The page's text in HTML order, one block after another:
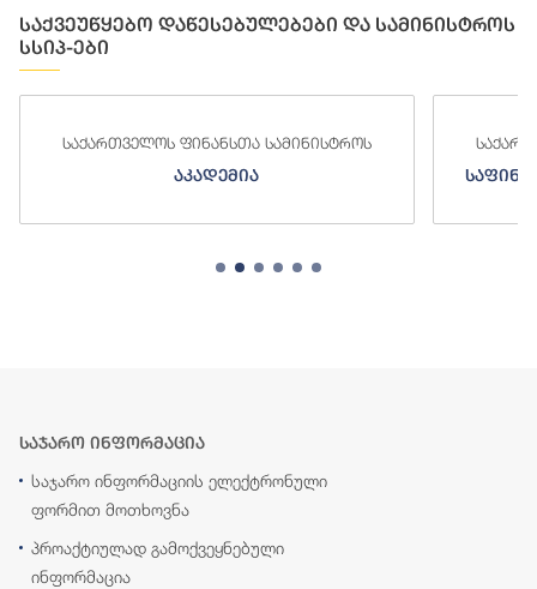
საქვეუწყებო დაწესებულებები და სამინისტროს
სსიპ-ები
საქართველოს ფინანსთა სამინისტროს
საფინანსო-ანალიტიკური სამსახური
საჯარო ინფორმაცია
საჯარო ინფორმაციის ელექტრონული
ფორმით მოთხოვნა
პროაქტიულად გამოქვეყნებული
ინფორმაცია